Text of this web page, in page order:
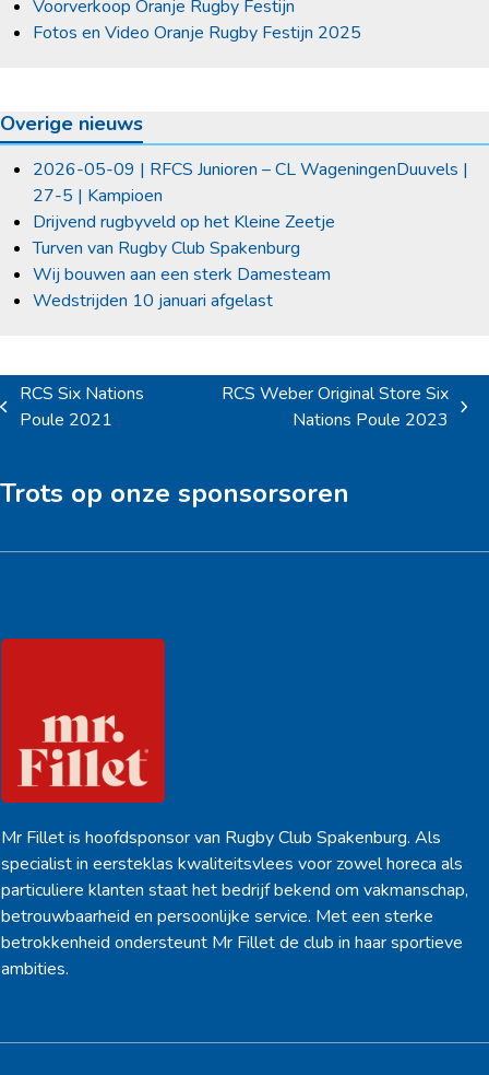
Voorverkoop Oranje Rugby Festijn
Fotos en Video Oranje Rugby Festijn 2025
Overige nieuws
2026-05-09 | RFCS Junioren – CL WageningenDuuvels |
27-5 | Kampioen
Drijvend rugbyveld op het Kleine Zeetje
Turven van Rugby Club Spakenburg
Wij bouwen aan een sterk Damesteam
Wedstrijden 10 januari afgelast
previous
RCS Six Nations
Poule 2021
RCS Weber Original Store Six
Nations Poule 2023
Trots op onze sponsorsoren
Mr Fillet is hoofdsponsor van Rugby Club Spakenburg. Als
specialist in eersteklas kwaliteitsvlees voor zowel horeca als
particuliere klanten staat het bedrijf bekend om vakmanschap,
betrouwbaarheid en persoonlijke service. Met een sterke
betrokkenheid ondersteunt Mr Fillet de club in haar sportieve
ambities.